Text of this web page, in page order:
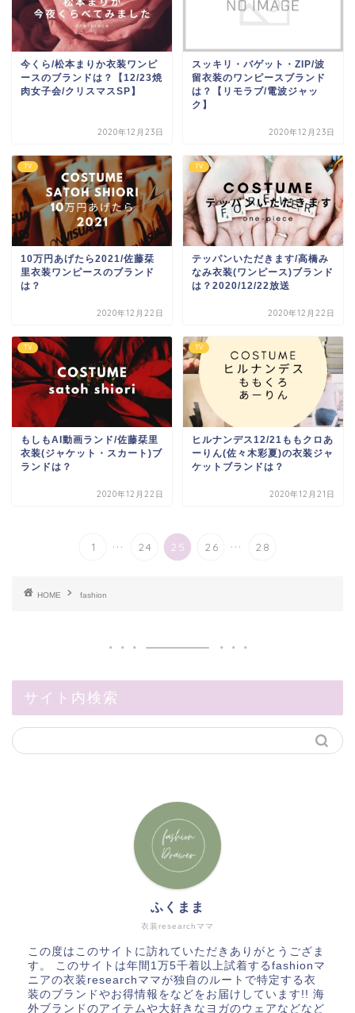
今くら/松本まりか衣装ワンピ
ースのブランドは？【12/23焼
肉女子会/クリスマスSP】
2020年12月23日
スッキリ・バゲット・ZIP/波
留衣装のワンピースブランド
は？【リモラブ/電波ジャッ
ク】
2020年12月23日
TV
10万円あげたら2021/佐藤栞
里衣装ワンピースのブランド
は？
2020年12月22日
TV
テッパンいただきます/高橋み
なみ衣装(ワンピース)ブランド
は？2020/12/22放送
2020年12月22日
TV
もしもAI動画ランド/佐藤栞里
衣装(ジャケット・スカート)ブ
ランドは？
2020年12月22日
TV
ヒルナンデス12/21ももクロあ
ーりん(佐々木彩夏)の衣装ジャ
ケットブランドは？
2020年12月21日
1 ... 24 25 26 ... 28
HOME fashion
サイト内検索
衣装researchママ
ふくまま
この度はこのサイトに訪れていただきありがとうござま
す。 このサイトは年間1万5千着以上試着するfashionマ
ニアの衣装researchママが独自のルートで特定する衣
装のブランドやお得情報をなどをお届けしています!! 海
外ブランドのアイテムや大好きなヨガのウェアなどなど